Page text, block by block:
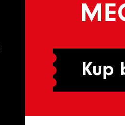
Kup